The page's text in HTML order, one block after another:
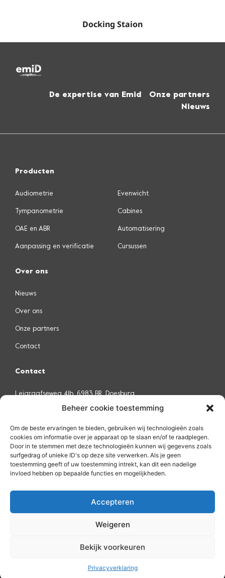
Beheer cookie toestemming
Om de beste ervaringen te bieden, gebruiken wij technologieën zoals
cookies om informatie over je apparaat op te slaan en/of te raadplegen.
Door in te stemmen met deze technologieën kunnen wij gegevens zoals
surfgedrag of unieke ID's op deze site verwerken. Als je geen
toestemming geeft of uw toestemming intrekt, kan dit een nadelige
invloed hebben op bepaalde functies en mogelijkheden.
Accepteren
Weigeren
Bekijk voorkeuren
Privacyverklaring
Docking Staion
De expertise van Emid
Onze partners
Nieuws
Producten
Audiometrie
Tympanometrie
OAE en ABR
Aanpassing en verificatie
Evenwicht
Cabines
Automatisering
Cursussen
Over ons
Nieuws
Over ons
Onze partners
Contact
Contact
Leigraafseweg 41b, 6983 BR, Doesburg
0313 - 48 55 88
info@emid.nl
Neem contact met ons op